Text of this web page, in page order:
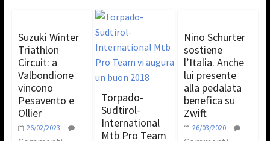
Suzuki Winter
Triathlon
Circuit: a
Valbondione
vincono
Pesavento e
Ollier
26/02/2023
Torpado-
Sudtirol-
International
Mtb Pro Team
Nino Schurter
sostiene
l’Italia. Anche
lui presente
alla pedalata
benefica su
Zwift
26/03/2020